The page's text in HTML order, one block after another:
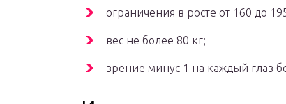
ограничения в росте от 160 до
вес не более 80 кг;
зрение минус 1 на каждый глаз